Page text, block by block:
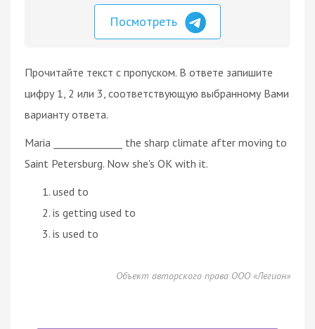
Посмотреть
Прочитайте текст с пропуском. В ответе запишите
цифру 1, 2 или 3, соответствующую выбранному Вами
варианту ответа.
Maria ______________ the sharp climate after moving to
Saint Petersburg. Now she's OK with it.
used to
is getting used to
is used to
Объект авторского права ООО «Легион»